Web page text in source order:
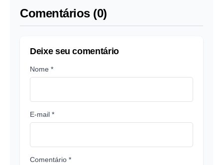
Comentários (0)
Deixe seu comentário
Nome *
E-mail *
Comentário *